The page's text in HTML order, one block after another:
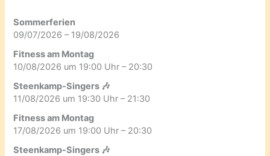
Sommerferien
09/07/2026 – 19/08/2026
Fitness am Montag
10/08/2026 um 19:00 Uhr – 20:30
Steenkamp-Singers 🎶
11/08/2026 um 19:30 Uhr – 21:30
Fitness am Montag
17/08/2026 um 19:00 Uhr – 20:30
Steenkamp-Singers 🎶